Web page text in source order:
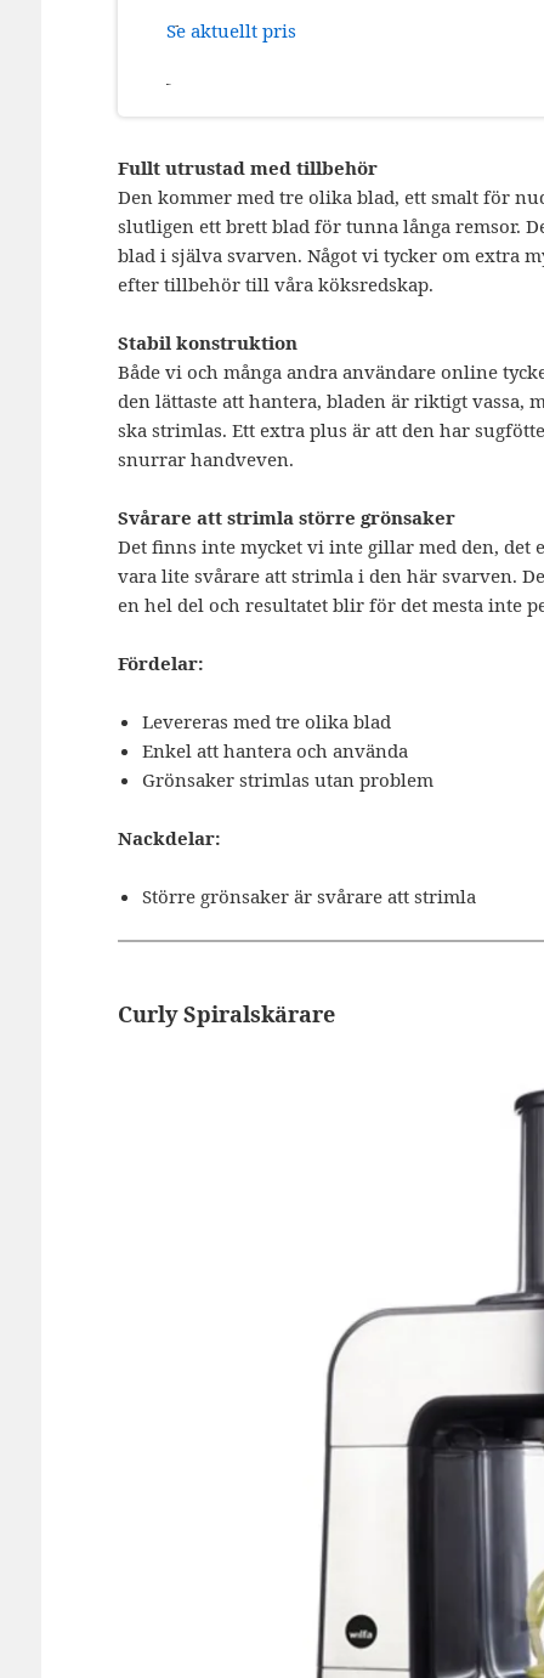
Se aktuellt pris
Fullt utrustad med tillbehör
Den kommer med tre olika blad, ett smalt för
slutligen ett brett blad för tunna långa remsor.
blad i själva svarven. Något vi tycker om extra
efter tillbehör till våra köksredskap.
Stabil konstruktion
Både vi och många andra användare online
den lättaste att hantera, bladen är riktigt vassa,
ska strimlas. Ett extra plus är att den har
snurrar handveven.
Svårare att strimla större grönsaker
Det finns inte mycket vi inte gillar med den, det
vara lite svårare att strimla i den här svarven.
en hel del och resultatet blir för det mesta inte
Fördelar:
Levereras med tre olika blad
Enkel att hantera och använda
Grönsaker strimlas utan problem
Nackdelar:
Större grönsaker är svårare att strimla
Curly Spiralskärare